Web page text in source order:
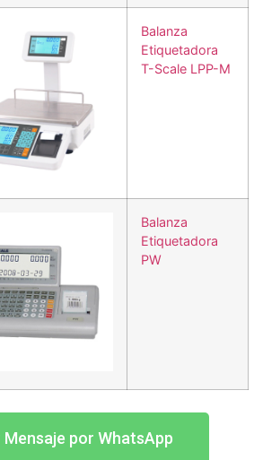
Balanza
Etiquetadora
T-Scale LPP-M
Balanza
Etiquetadora
PW
Mensaje por WhatsApp